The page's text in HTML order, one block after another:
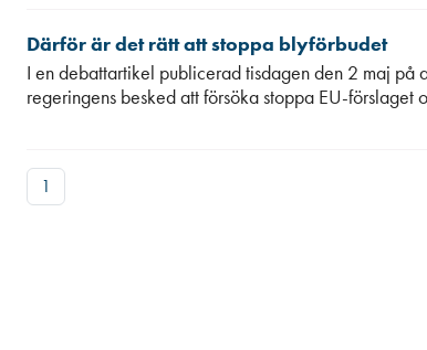
Därför är det rätt att stoppa blyförbudet
I en debattartikel publicerad tisdagen den 2 maj på
regeringens besked att försöka stoppa EU-förslaget
1